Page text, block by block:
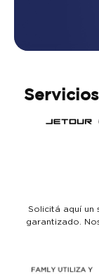
Solicitá aquí un
garantizado.